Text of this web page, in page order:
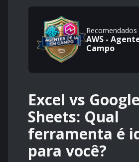
AWS -
Campo
Excel vs Google
Sheets: Qual
ferramenta é
para você?